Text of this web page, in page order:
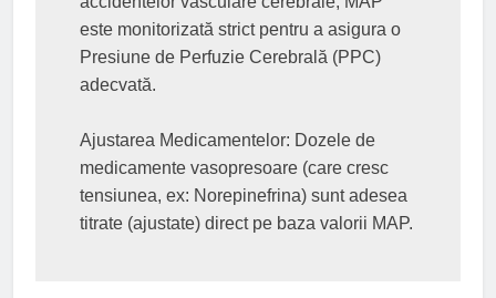
este monitorizată strict pentru a asigura o
Presiune de Perfuzie Cerebrală (PPC)
adecvată.
Ajustarea Medicamentelor: Dozele de
medicamente vasopresoare (care cresc
tensiunea, ex: Norepinefrina) sunt adesea
titrate (ajustate) direct pe baza valorii MAP.